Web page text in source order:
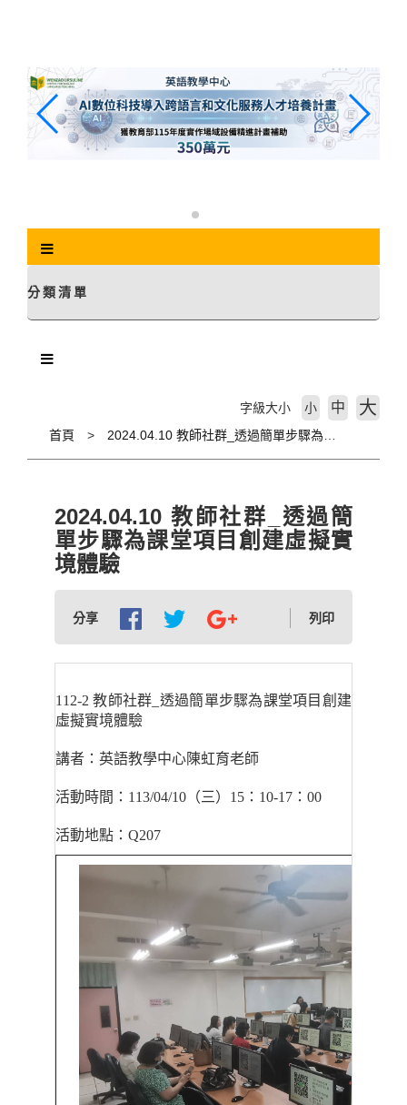
分類清單
首頁
字級大小 小 中 大
2024.04.10 教師社群_透過簡
單步驟為課堂項目創建虛擬實
境體驗
分享 列印
112-2教師社群 透過簡單步驟為課堂項目創建
虛擬實境體驗
講者：英語教學中心陳虹育老師
活動時間： 113/04/10 （三） 15 ： 10-17 ： 00
活動地點： Q207